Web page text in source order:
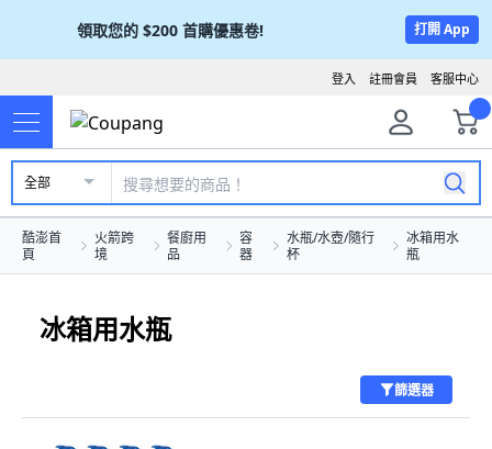
領取您的 $200 首購優惠卷! 打開 App
客服中心
註冊會員
登入
全部
酷澎首
頁
火箭跨
境
餐廚用
品
容
器
水瓶/水壺/隨行
杯
冰箱用水
瓶
冰箱用水瓶
篩選器